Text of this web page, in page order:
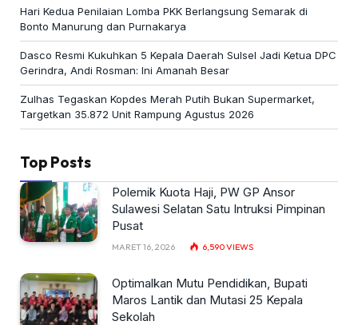
Hari Kedua Penilaian Lomba PKK Berlangsung Semarak di
Bonto Manurung dan Purnakarya
Dasco Resmi Kukuhkan 5 Kepala Daerah Sulsel Jadi Ketua DPC
Gerindra, Andi Rosman: Ini Amanah Besar
Zulhas Tegaskan Kopdes Merah Putih Bukan Supermarket,
Targetkan 35.872 Unit Rampung Agustus 2026
Top Posts
Polemik Kuota Haji, PW GP Ansor
Sulawesi Selatan Satu Intruksi Pimpinan
Pusat
MARET 16, 2026 6,590VIEWS
Optimalkan Mutu Pendidikan, Bupati
Maros Lantik dan Mutasi 25 Kepala
Sekolah